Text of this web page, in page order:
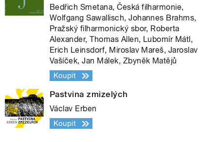
Bedřich Smetana, Česká filharmonie,
Wolfgang Sawallisch, Johannes Brahms,
Pražský filharmonický sbor, Roberta
Alexander, Thomas Allen, Lubomír Mátl,
Erich Leinsdorf, Miroslav Mareš, Jaroslav
Vašíček, Jan Málek, Zbyněk Matějů
Koupit
Pastvina zmizelých
Václav Erben
Koupit